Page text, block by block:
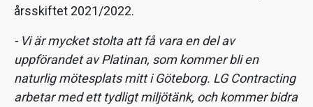
årsskiftet 2021/2022.
- Vi är mycket stolta att få vara en del av
uppförandet av Platinan, som kommer bli en
naturlig mötesplats mitt i Göteborg. LG Contracting
arbetar med ett tydligt miljötänk, och kommer bidra